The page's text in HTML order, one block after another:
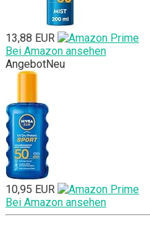
13,88 EUR
Bei Amazon ansehen
AngebotNeu
10,95 EUR
Bei Amazon ansehen